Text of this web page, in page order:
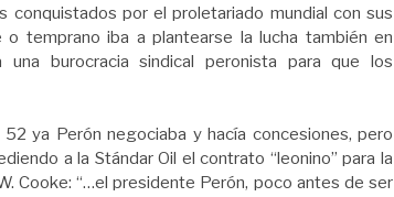
conquistados por el proletariado mundial con sus
temprano iba a plantearse la lucha también en
burocracia sindical peronista para que los
ya Perón negociaba y hacía concesiones, pero
a la Stándar Oil el contrato “leonino” para la
Cooke: “…el presidente Perón, poco antes de ser